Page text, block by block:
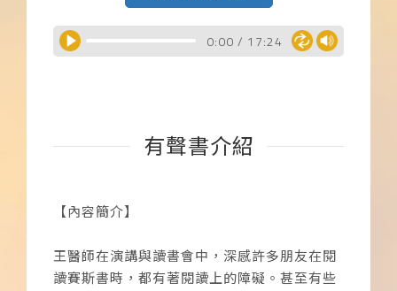
0:00 / 17:24
有聲書介紹
【內容簡介】
王醫師在演講與讀書會中，深感許多朋友在閱
讀賽斯書時，都有著閱讀上的障礙。甚至有些